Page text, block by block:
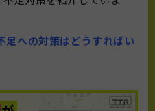
足への対策はどうすればい